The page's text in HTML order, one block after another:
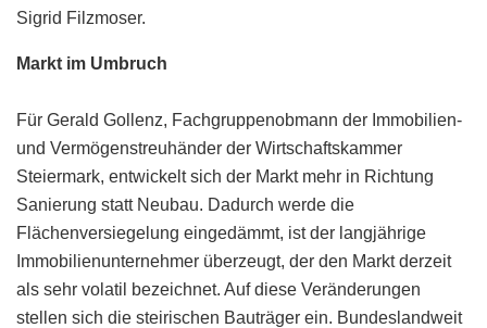
Sigrid Filzmoser.
Markt im Umbruch
Für Gerald Gollenz, Fachgruppenobmann der Immobilien-
und Vermögenstreuhänder der Wirtschaftskammer
Steiermark, entwickelt sich der Markt mehr in Richtung
Sanierung statt Neubau. Dadurch werde die
Flächenversiegelung eingedämmt, ist der langjährige
Immobilienunternehmer überzeugt, der den Markt derzeit
als sehr volatil bezeichnet. Auf diese Veränderungen
stellen sich die steirischen Bauträger ein. Bundeslandweit